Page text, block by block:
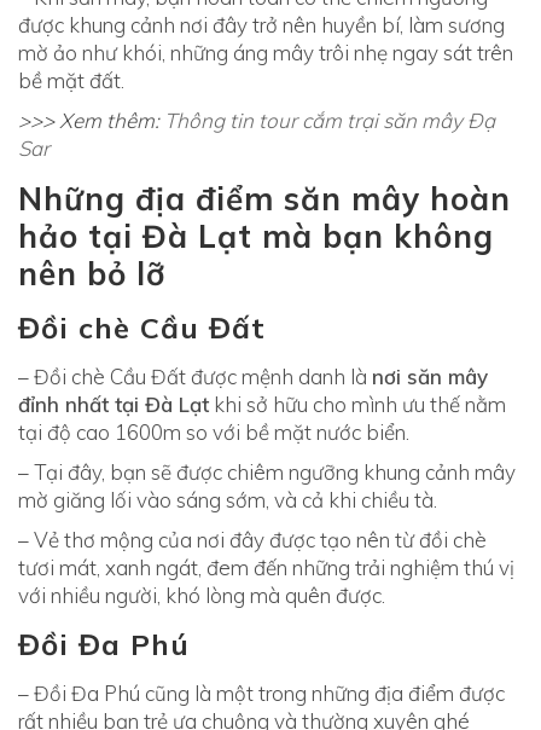
1
8
T
8
:
3
8
:
0
+
7
:
0
0
K
á
m
h
được khung cảnh nơi đây trở nên huyền bí, làm sương
mờ ảo như khói, những áng mây trôi nhẹ ngay sát trên
bề mặt đất.
>>> Xem thêm: Thông tin tour cắm trại săn mây Đạ
Sar
Những địa điểm săn mây hoàn
hảo tại Đà Lạt mà bạn không
nên bỏ lỡ
Đồi chè Cầu Đất
– Đồi chè Cầu Đất được mệnh danh là nơi săn mây
đỉnh nhất tại Đà Lạt khi sở hữu cho mình ưu thế nằm
tại độ cao 1600m so với bề mặt nước biển.
– Tại đây, bạn sẽ được chiêm ngưỡng khung cảnh mây
mờ giăng lối vào sáng sớm, và cả khi chiều tà.
– Vẻ thơ mộng của nơi đây được tạo nên từ đồi chè
tươi mát, xanh ngát, đem đến những trải nghiệm thú vị
với nhiều người, khó lòng mà quên được.
Đồi Đa Phú
– Đồi Đa Phú cũng là một trong những địa điểm được
rất nhiều bạn trẻ ưa chuộng và thường xuyên ghé